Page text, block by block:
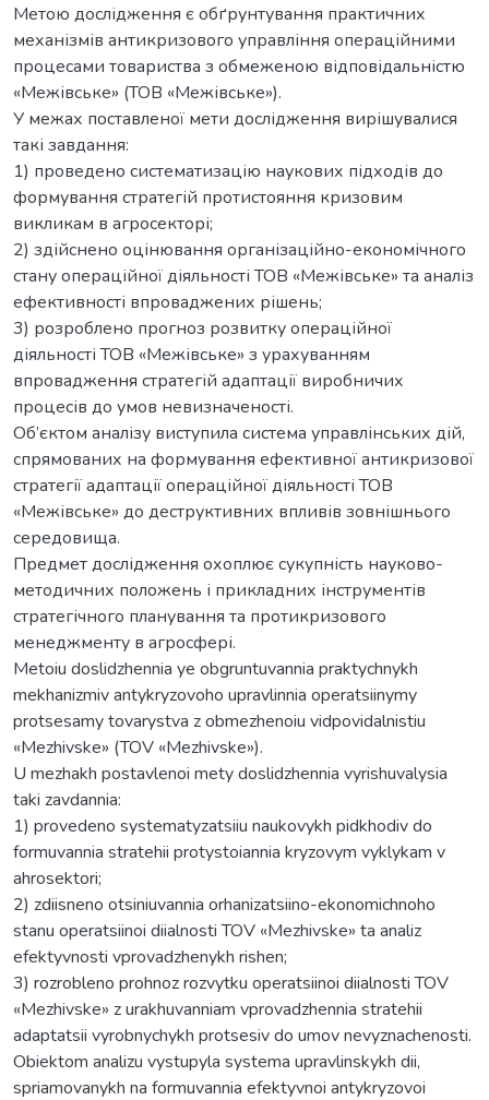
Метою дослідження є обґрунтування практичних
механізмів антикризового управління операційними
процесами товариства з обмеженою відповідальністю
«Межівське» (ТОВ «Межівське»).
У межах поставленої мети дослідження вирішувалися
такі завдання:
1) проведено систематизацію наукових підходів до
формування стратегій протистояння кризовим
викликам в агросекторі;
2) здійснено оцінювання організаційно-економічного
стану операційної діяльності ТОВ «Межівське» та аналіз
ефективності впроваджених рішень;
3) розроблено прогноз розвитку операційної
діяльності ТОВ «Межівське» з урахуванням
впровадження стратегій адаптації виробничих
процесів до умов невизначеності.
Об’єктом аналізу виступила система управлінських дій,
спрямованих на формування ефективної антикризової
стратегії адаптації операційної діяльності ТОВ
«Межівське» до деструктивних впливів зовнішнього
середовища.
Предмет дослідження охоплює сукупність науково-
методичних положень і прикладних інструментів
стратегічного планування та протикризового
менеджменту в агросфері.
Metoiu doslidzhennia ye obgruntuvannia praktychnykh
mekhanizmiv antykryzovoho upravlinnia operatsiinymy
protsesamy tovarystva z obmezhenoiu vidpovidalnistiu
«Mezhivske» (TOV «Mezhivske»).
U mezhakh postavlenoi mety doslidzhennia vyrishuvalysia
taki zavdannia:
1) provedeno systematyzatsiiu naukovykh pidkhodiv do
formuvannia stratehii protystoiannia kryzovym vyklykam v
ahrosektori;
2) zdiisneno otsiniuvannia orhanizatsiino-ekonomichnoho
stanu operatsiinoi diialnosti TOV «Mezhivske» ta analiz
efektyvnosti vprovadzhenykh rishen;
3) rozrobleno prohnoz rozvytku operatsiinoi diialnosti TOV
«Mezhivske» z urakhuvanniam vprovadzhennia stratehii
adaptatsii vyrobnychykh protsesiv do umov nevyznachenosti.
Obiektom analizu vystupyla systema upravlinskykh dii,
spriamovanykh na formuvannia efektyvnoi antykryzovoi